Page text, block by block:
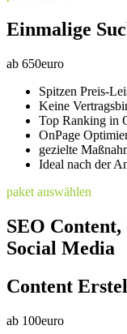
Einmalige
ab 650euro
Spitzen Preis-
Keine
Top Ranking in
OnPage
gezielte
Ideal nach der
paket auswählen
SEO
Social Media
Content
ab 100euro